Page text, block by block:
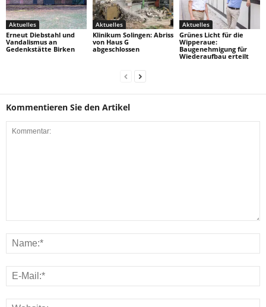
Aktuelles
Erneut Diebstahl und
Vandalismus an
Gedenkstätte Birken
Aktuelles
Klinikum Solingen: Abriss
von Haus G
abgeschlossen
Aktuelles
Grünes Licht für die
Wipperaue:
Baugenehmigung für
Wiederaufbau erteilt
Kommentieren Sie den Artikel